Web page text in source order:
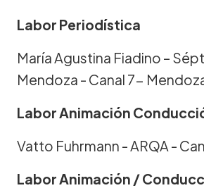
Labor Periodística
María Agustina Fiadino –
Mendoza - Canal 7-
Labor Animación
Vatto Fuhrmann - ARQA -
Labor Animación /